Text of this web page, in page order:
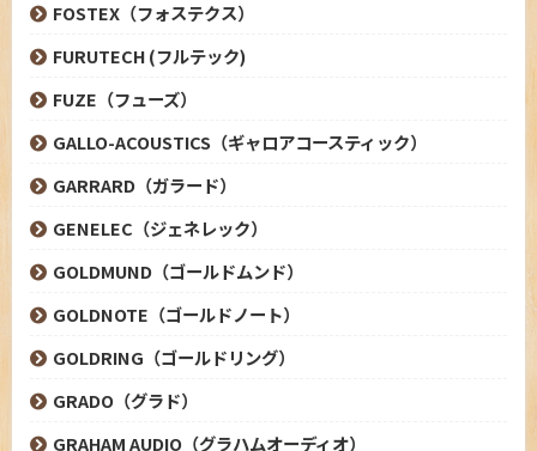
FOSTEX（フォステクス）
FURUTECH (フルテック)
FUZE（フューズ）
GALLO-ACOUSTICS（ギャロアコースティック）
GARRARD（ガラード）
GENELEC（ジェネレック）
GOLDMUND（ゴールドムンド）
GOLDNOTE（ゴールドノート）
GOLDRING（ゴールドリング）
GRADO（グラド）
GRAHAM AUDIO（グラハムオーディオ）